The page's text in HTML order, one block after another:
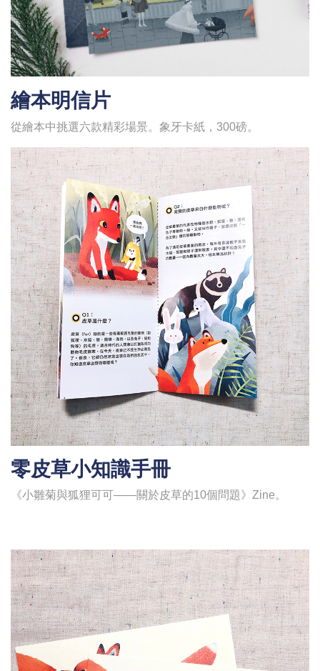
繪本明信片
從繪本中挑選六款精彩場景。象牙卡紙，300磅。
零皮草小知識手冊
《小雛菊與狐狸可可——關於皮草的10個問題》Zine。